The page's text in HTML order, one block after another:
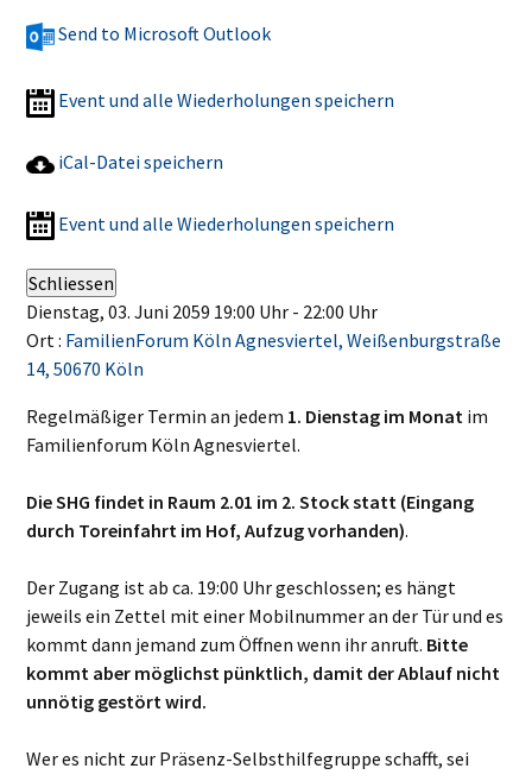
Send to Microsoft Outlook
Event und alle Wiederholungen speichern
iCal-Datei speichern
Event und alle Wiederholungen speichern
Schliessen
Dienstag, 03. Juni 2059 19:00 Uhr - 22:00 Uhr
Ort : FamilienForum Köln Agnesviertel, Weißenburgstraße
14, 50670 Köln
Regelmäßiger Termin an jedem 1. Dienstag im Monat im
Familienforum Köln Agnesviertel.
Die SHG findet in Raum 2.01 im 2. Stock statt (Eingang
durch Toreinfahrt im Hof, Aufzug vorhanden).
Der Zugang ist ab ca. 19:00 Uhr geschlossen; es hängt
jeweils ein Zettel mit einer Mobilnummer an der Tür und es
kommt dann jemand zum Öffnen wenn ihr anruft. Bitte
kommt aber möglichst pünktlich, damit der Ablauf nicht
unnötig gestört wird.
Wer es nicht zur Präsenz-Selbsthilfegruppe schafft, sei